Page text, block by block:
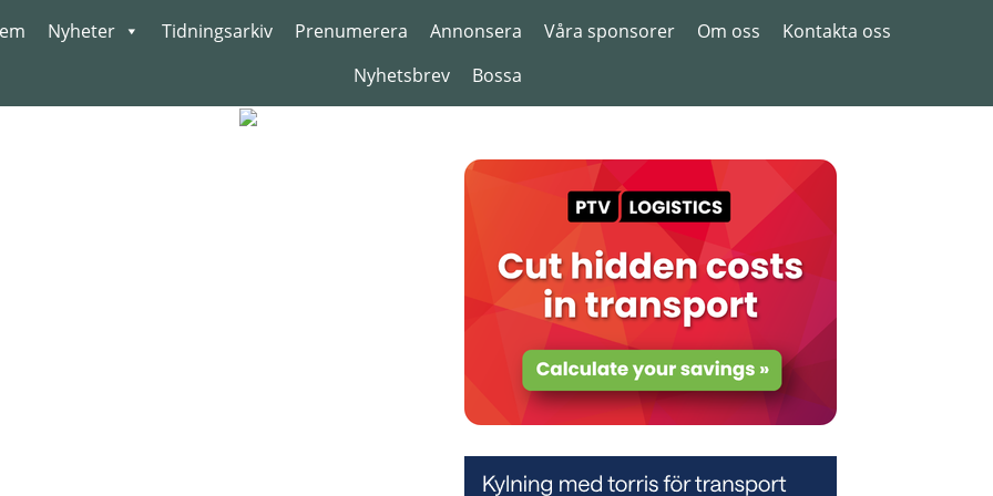
Nyheter Tidningsarkiv Prenumerera Annonsera Våra sponsorer Om oss
Kontakta oss
Nyhetsbrev
Bossa